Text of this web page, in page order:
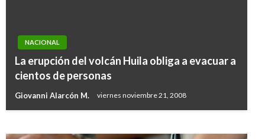
NACIONAL
La erupción del volcán Huila obliga a evacuar a
cientos de personas
Giovanni Alarcón M. viernes noviembre 21, 2008
Próximo «Taller Construyendo País» desde